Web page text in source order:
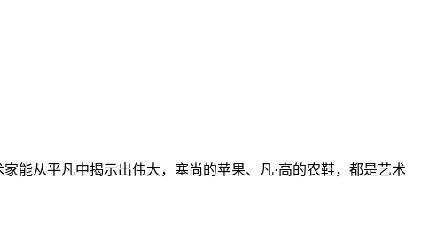
能从平凡中揭示出伟大，塞尚的苹果、凡·高的农鞋，都是艺术